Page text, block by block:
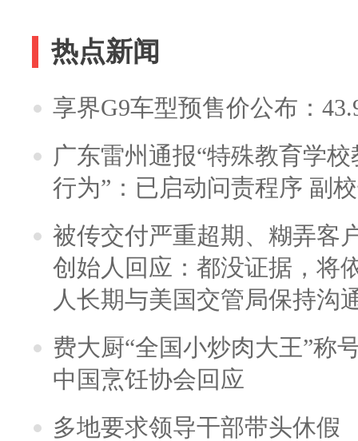
热点新闻
享界G9车型预售价公布：
广东雷州通报“特殊教育学
行为”：已启动问责程序 副
被传交付严重超期、糊弄客
创始人回应：都没证据，将
人长期与美国交管局保持沟
费大厨“全国小炒肉大王”称
中国烹饪协会回应
多地要求领导干部带头休假